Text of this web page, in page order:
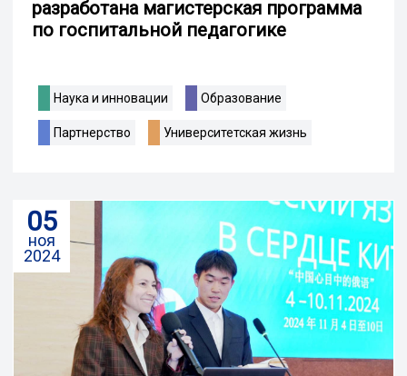
разработана магистерская программа
по госпитальной педагогике
Наука и инновации Образование
Партнерство Университетская жизнь
05
ноя
2024